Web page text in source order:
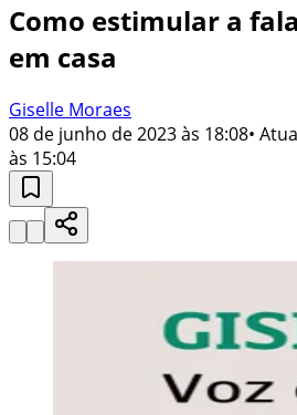
Como estimular a
em casa
Giselle Moraes
08 de junho de 2023 às 18:08•
às 15:04